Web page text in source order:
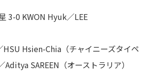
3-0 KWON Hyuk／LEE
Hsien-Chia（チャイニーズタイペ
Aditya SAREEN（オーストラリア）